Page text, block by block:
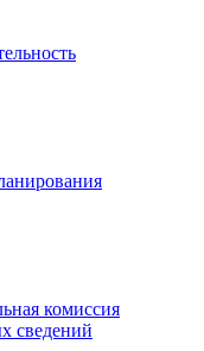
комиссия
сведений